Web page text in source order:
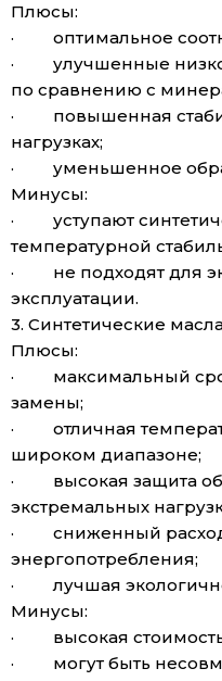
Плюсы:
· оптимальное
· улучшенные
по сравнению с
· повышенная
нагрузках;
· уменьшенное
Минусы:
· уступают
температурной
· не подходят для
эксплуатации.
3. Синтетические
Плюсы:
· максимальный
замены;
· отличная
широком диапазоне;
· высокая защита
экстремальных
· сниженный расход
энергопотребления;
· лучшая
Минусы:
· высокая
· могут быть